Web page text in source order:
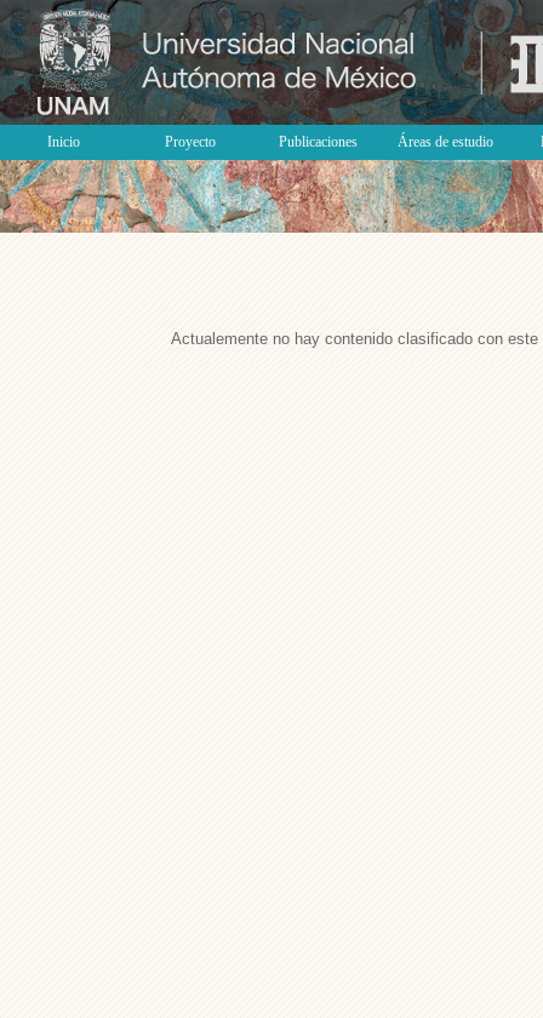
Inicio Proyecto Publicaciones Áreas de estudio
Actualemente no hay contenido clasificado con este